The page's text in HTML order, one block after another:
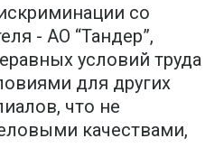
со
- АО “Тандер”,
условий труда
для других
что не
качествами,